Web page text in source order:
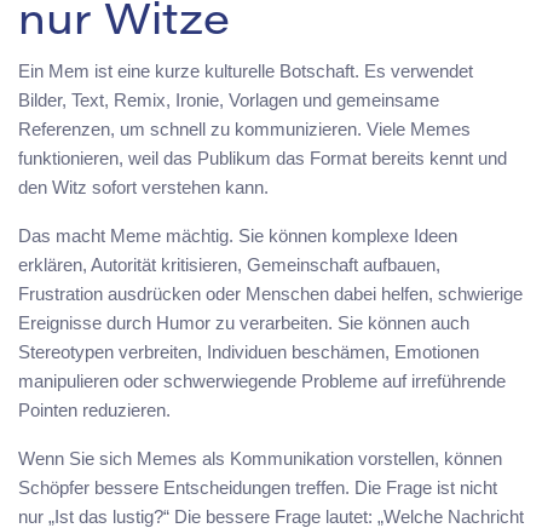
nur Witze
Ein Mem ist eine kurze kulturelle Botschaft. Es verwendet
Bilder, Text, Remix, Ironie, Vorlagen und gemeinsame
Referenzen, um schnell zu kommunizieren. Viele Memes
funktionieren, weil das Publikum das Format bereits kennt und
den Witz sofort verstehen kann.
Das macht Meme mächtig. Sie können komplexe Ideen
erklären, Autorität kritisieren, Gemeinschaft aufbauen,
Frustration ausdrücken oder Menschen dabei helfen, schwierige
Ereignisse durch Humor zu verarbeiten. Sie können auch
Stereotypen verbreiten, Individuen beschämen, Emotionen
manipulieren oder schwerwiegende Probleme auf irreführende
Pointen reduzieren.
Wenn Sie sich Memes als Kommunikation vorstellen, können
Schöpfer bessere Entscheidungen treffen. Die Frage ist nicht
nur „Ist das lustig?“ Die bessere Frage lautet: „Welche Nachricht